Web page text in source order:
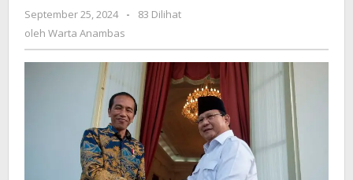
Lanjutkan
Jokowi
September 25, 2024
oleh
-
83 Dilihat
oleh Warta Anambas